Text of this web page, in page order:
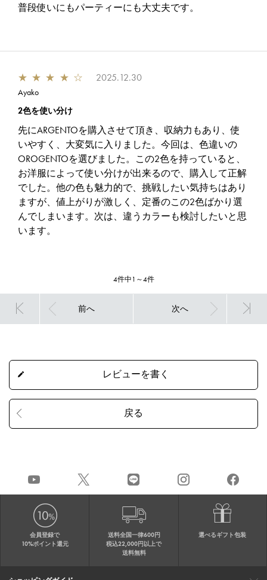
普段使いにもパーティーにも大丈夫です。
★ ★ ★ ★ ☆ 2025.12.30
Ayako
2色を使い分け
先にARGENTOを購入させて頂き、収納力もあり、使
いやすく、大変気に入りました。今回は、色違いの
OROGENTOを選びました。この2色を持っていると、
お洋服によって使い分けが出来るので、購入して正解
でした。他の色も魅力的で、挑戦したい気持ちはあり
ますが、値上がりが激しく、定番のこの2色ばかり選
んでしまいます。次は、違うカラーも検討したいと思
います。
4件中1～4件
前へ 次へ
会員登録で
10%ポイント還元
送料全国一律600円
税込22,000円以上で
送料無料
選べるギフト包装